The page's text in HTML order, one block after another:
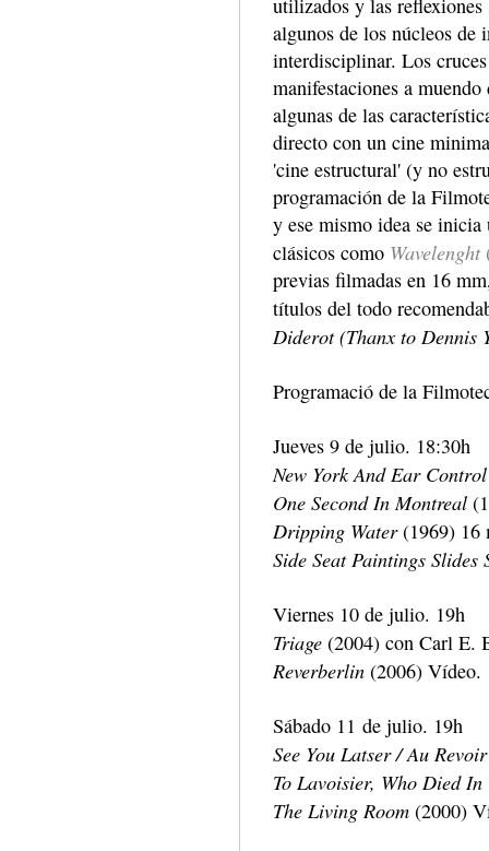
utilizados y las reflexiones
algunos de los núcleos de
interdisciplinar. Los
manifestaciones a
algunas de las
directo con un cine
'cine estructural' (y no
programación de la
y ese mismo idea se
clásicos como Wavelenght
previas filmadas en 16
títulos del todo
Diderot (Thanx to Dennis
Programació de la
Jueves 9 de julio. 18:30h
New York And Ear Control
One Second In Montreal
Dripping Water(1969) 16
Side Seat Paintings Slides
Viernes 10 de julio. 19h
Triage (2004) con Carl E.
Reverberlin (2006) Vídeo.
Sábado 11 de julio. 19h
See You Latser / Au Revoir
To Lavoisier, Who Died
The Living Room (2000)